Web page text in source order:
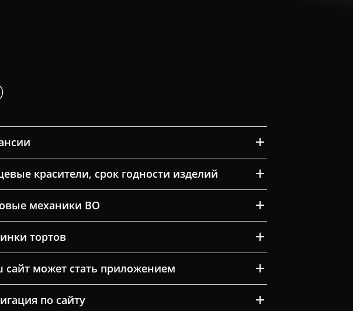
красители, срок годности изделий
механики ВО
тортов
сайт может стать приложением
по сайту